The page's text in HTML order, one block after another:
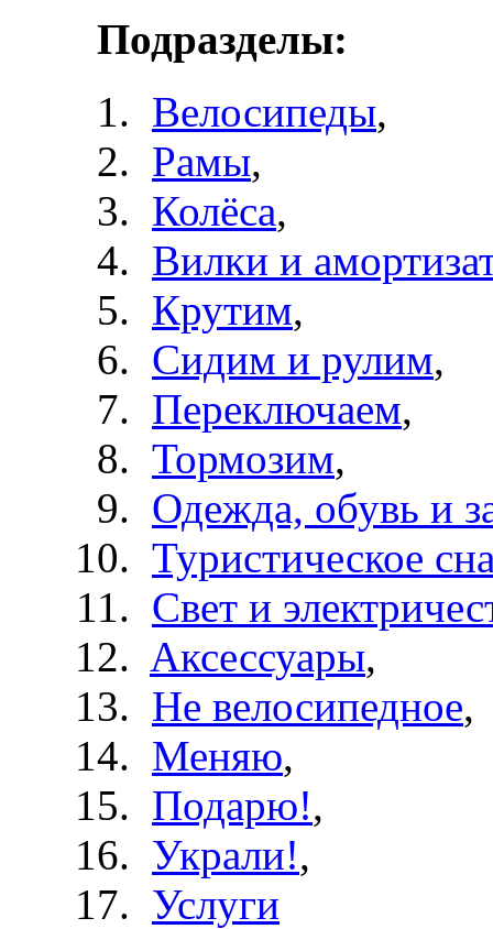
Подразделы:
Велосипеды,
Рамы,
Колёса,
Вилки и
Крутим,
Сидим и рулим,
Переключаем,
Тормозим,
Одежда, обувь и
Туристическое
Свет и
Aксессуары,
Не велосипедное,
Меняю,
Подарю!,
Украли!,
Услуги